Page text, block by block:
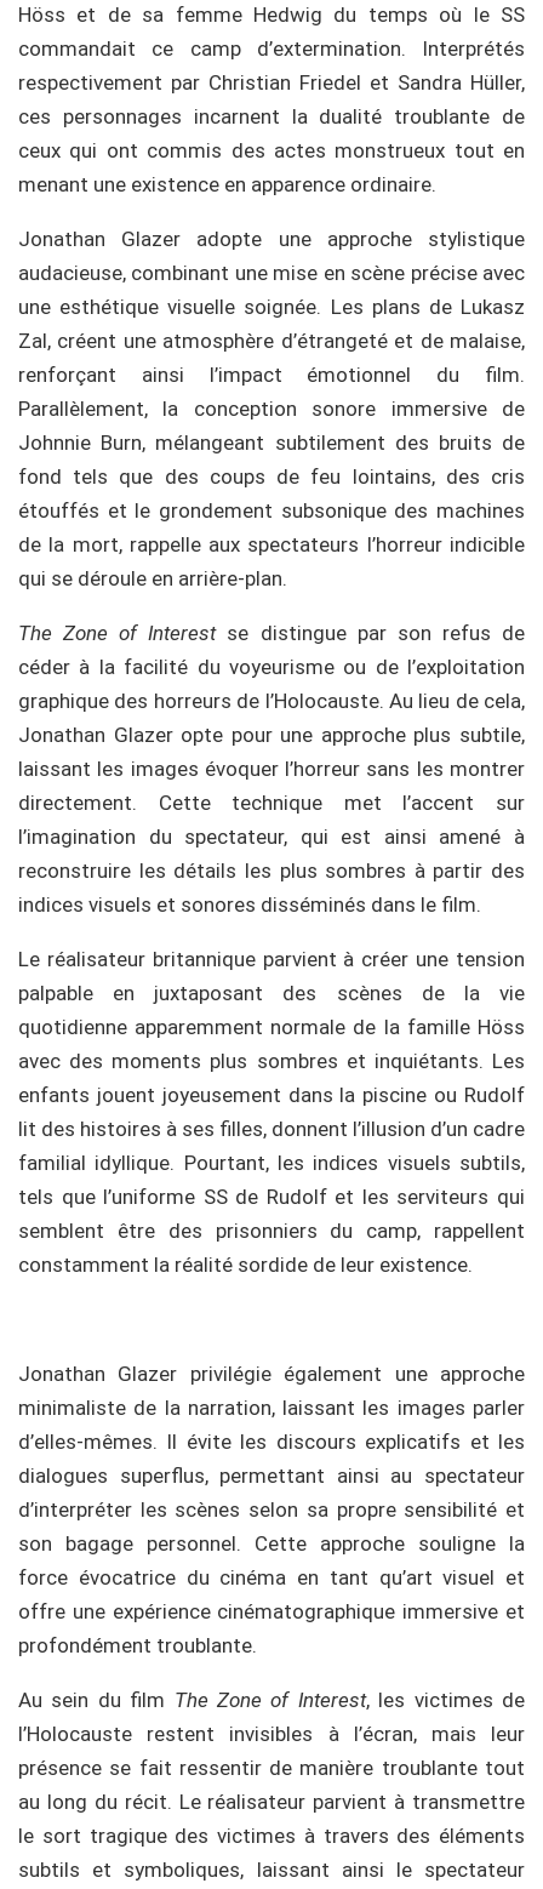
Höss et de sa femme Hedwig du temps où le SS
commandait ce camp d’extermination. Interprétés
respectivement par Christian Friedel et Sandra Hüller,
ces personnages incarnent la dualité troublante de
ceux qui ont commis des actes monstrueux tout en
menant une existence en apparence ordinaire.
Jonathan Glazer adopte une approche stylistique
audacieuse, combinant une mise en scène précise avec
une esthétique visuelle soignée. Les plans de Lukasz
Zal, créent une atmosphère d’étrangeté et de malaise,
renforçant ainsi l’impact émotionnel du film.
Parallèlement, la conception sonore immersive de
Johnnie Burn, mélangeant subtilement des bruits de
fond tels que des coups de feu lointains, des cris
étouffés et le grondement subsonique des machines
de la mort, rappelle aux spectateurs l’horreur indicible
qui se déroule en arrière-plan.
The Zone of Interestse distingue par son refus de
céder à la facilité du voyeurisme ou de l’exploitation
graphique des horreurs de l’Holocauste. Au lieu de cela,
Jonathan Glazer opte pour une approche plus subtile,
laissant les images évoquer l’horreur sans les montrer
directement. Cette technique met l’accent sur
l’imagination du spectateur, qui est ainsi amené à
reconstruire les détails les plus sombres à partir des
indices visuels et sonores disséminés dans le film.
Le réalisateur britannique parvient à créer une tension
palpable en juxtaposant des scènes de la vie
quotidienne apparemment normale de la famille Höss
avec des moments plus sombres et inquiétants. Les
enfants jouent joyeusement dans la piscine ou Rudolf
lit des histoires à ses filles, donnent l’illusion d’un cadre
familial idyllique. Pourtant, les indices visuels subtils,
tels que l’uniforme SS de Rudolf et les serviteurs qui
semblent être des prisonniers du camp, rappellent
constamment la réalité sordide de leur existence.
Jonathan Glazer privilégie également une approche
minimaliste de la narration, laissant les images parler
d’elles-mêmes. Il évite les discours explicatifs et les
dialogues superflus, permettant ainsi au spectateur
d’interpréter les scènes selon sa propre sensibilité et
son bagage personnel. Cette approche souligne la
force évocatrice du cinéma en tant qu’art visuel et
offre une expérience cinématographique immersive et
profondément troublante.
Au sein du film The Zone of Interest, les victimes de
l’Holocauste restent invisibles à l’écran, mais leur
présence se fait ressentir de manière troublante tout
au long du récit. Le réalisateur parvient à transmettre
le sort tragique des victimes à travers des éléments
subtils et symboliques, laissant ainsi le spectateur